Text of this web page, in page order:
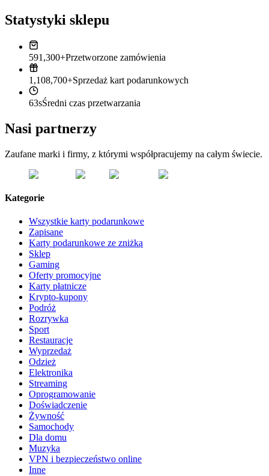
Statystyki sklepu
591,300+Przetworzone zamówienia
1,108,700+Sprzedaż kart podarunkowych
63sŚredni czas przetwarzania
Nasi partnerzy
Zaufane marki i firmy, z którymi współpracujemy na całym świecie.
Kategorie
Wszystkie karty podarunkowe
Zapisane
Karty podarunkowe ze zniżką
Sklep
Gaming
Oferty promocyjne
Karty płatnicze
Krypto-kupony
Podróż
Rozrywka
Sport
Restauracje
Wyprzedaż
Odzież
Elektronika
Streaming
Oprogramowanie
Doświadczenie
Żywność
Samochody
Dla domu
Muzyka
VPN i bezpieczeństwo online
Inne